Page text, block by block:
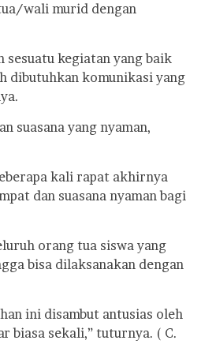
wali murid dengan
sesuatu kegiatan yang baik
dibutuhkan komunikasi yang
suasana yang nyaman,
kali rapat akhirnya
dan suasana nyaman bagi
orang tua siswa yang
bisa dilaksanakan dengan
ini disambut antusias oleh
biasa sekali,” tuturnya. ( C.